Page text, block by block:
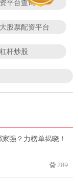
平台查询
股票配资平台
杠杆炒股
强？力榜单揭晓！
289